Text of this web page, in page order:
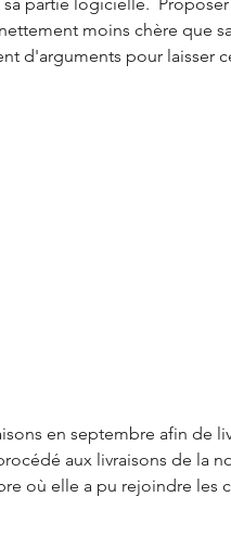
moins chère que
d'arguments pour laisser
en septembre afin de
aux livraisons de la
où elle a pu rejoindre les